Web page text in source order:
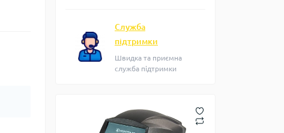
Служба
підтримки
Швидка та приємна
служба підтримки